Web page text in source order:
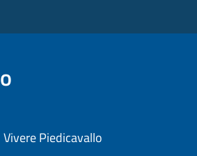
Vivere Piedicavallo